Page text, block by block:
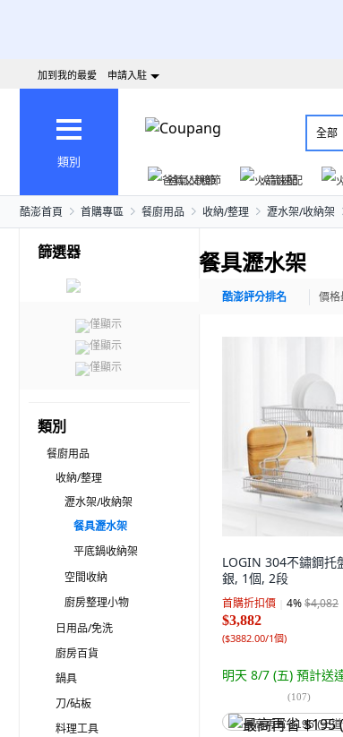
加到我的最愛 申請入駐
類別
全部
爸氣父親節
火箭速配
酷澎首頁 首購專區 餐廚用品 收納/整理 瀝水架/收納架
篩選器
僅顯示
僅顯示
僅顯示
類別
餐廚用品
收納/整理
瀝水架/收納架
餐具瀝水架
平底鍋收納架
空間收納
廚房整理小物
日用品/免洗
廚房百貨
鍋具
刀/砧板
料理工具
餐具瀝水架
酷澎評分排名 價格
LOGIN 304不鏽鋼托
銀, 1個, 2段
首購折扣價 4%$4,082
$3,882
($3882.00/1個)
明天 8/7 (五) 預計送
(107)
最高再省 $195 (王